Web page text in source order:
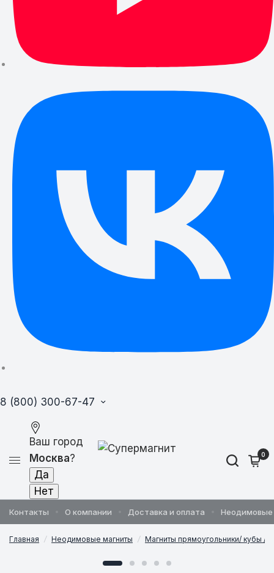
8 (800) 300-67-47
Ваш город
Москва? 0
Контакты О компании Доставка и оплата
Главная / Неодимовые магниты / Магниты прямоугольники/ кубы /
Неодимовый магнит прямоугольник
Неодимовый магнит прямоугольник
Неодимовый магнит прямоугольник
Неодимовый магнит прямоугольник
Неодимовый магнит прямоугольник